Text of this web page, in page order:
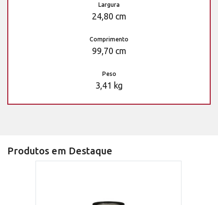
Largura
24,80 cm
Comprimento
99,70 cm
Peso
3,41 kg
Produtos em Destaque